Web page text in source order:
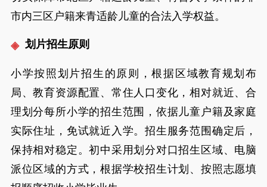
市内三区户籍来青适龄儿童的合法入学权益。
划片招生原则
小学按照划片招生的原则，根据区域教育规划布
局、教育资源配置、常住人口变化，相对就近、合
理划分每所小学的招生范围，依据儿童户籍及家庭
实际住址，免试就近入学。招生服务范围确定后，
保持相对稳定。初中采用划分对口招生区域、电脑
派位区域的方式，根据学校招生计划、按照志愿填